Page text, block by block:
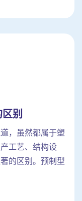
别
，虽然都属于塑
工艺、结构设
的区别。预制型